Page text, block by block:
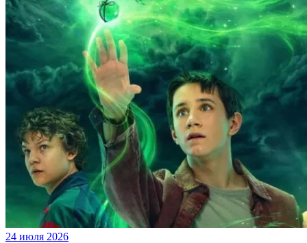
24 июля 2026